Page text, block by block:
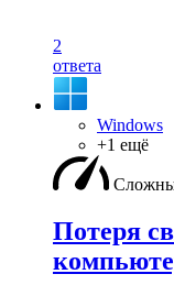
2
ответа
Windows
+1 ещё
Потеря